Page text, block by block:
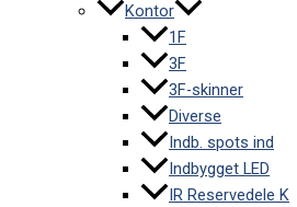
Kontor
1F
3F
3F-skinner
Diverse
Indb. spots ind
Indbygget LED
IR Reservedele K